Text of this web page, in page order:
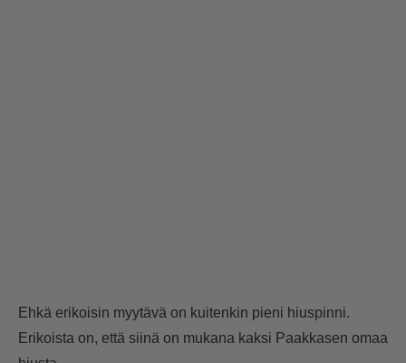
Ehkä erikoisin myytävä on kuitenkin pieni hiuspinni.
Erikoista on, että siinä on mukana kaksi Paakkasen omaa